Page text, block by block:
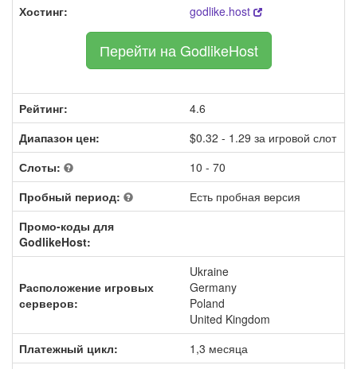
Хостинг: godlike.host
Перейти на GodlikeHost
Рейтинг:
4.6
Диапазон цен:
$0.32 - 1.29 за игровой слот
Слоты:
10 - 70
Пробный период:
Есть пробная версия
Промо-коды для
GodlikeHost:
Расположение игровых
серверов:
Ukraine
Germany
Poland
United Kingdom
Платежный цикл:
1,3 месяца